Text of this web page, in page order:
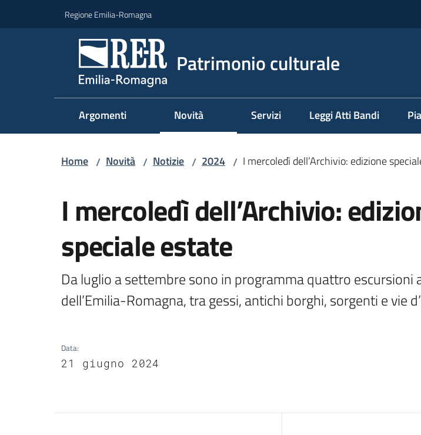
Regione Emilia-Romagna
Patrimonio culturale
Argomenti Novità Servizi Leggi Atti Bandi
Home / Novità / Notizie / 2024 / I mercoledì dell’Archivio: edizione
I mercoledì dell’Archivio:
speciale estate
Da luglio a settembre sono in programma quattro escursioni
dell’Emilia-Romagna, tra gessi, antichi borghi, sorgenti e vie
Data:
21 giugno 2024